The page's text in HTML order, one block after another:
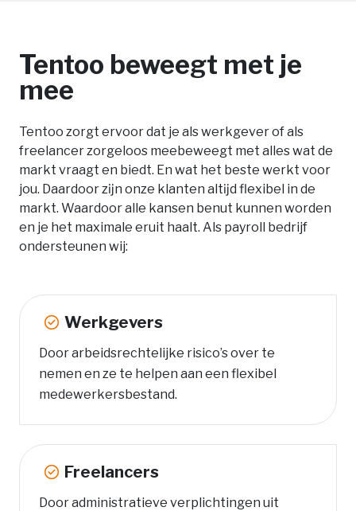
Tentoo beweegt met je
mee
Tentoo zorgt ervoor dat je als werkgever of als
freelancer zorgeloos meebeweegt met alles wat de
markt vraagt en biedt. En wat het beste werkt voor
jou. Daardoor zĳn onze klanten altĳd flexibel in de
markt. Waardoor alle kansen benut kunnen worden
en je het maximale eruit haalt. Als payroll bedrijf
ondersteunen wij:
Werkgevers
Door arbeidsrechtelijke risico’s over te
nemen en ze te helpen aan een flexibel
medewerkersbestand.
Freelancers
Door administratieve verplichtingen uit